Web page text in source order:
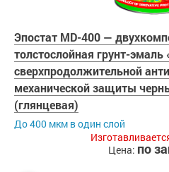
Эпостат MD-400 —
толстослойная грунт-эмаль
сверхпродолжительной
механической защиты
(глянцевая)
До 400 мкм в один слой
Цена: по